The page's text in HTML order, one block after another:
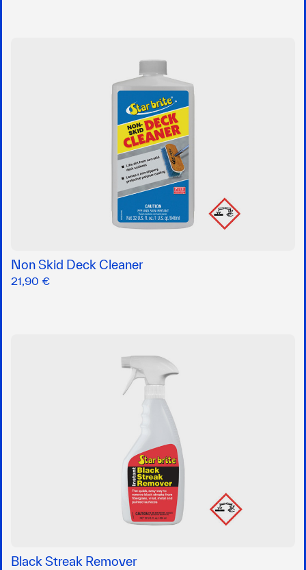
Non Skid Deck Cleaner
21,90 €
Black Streak Remover